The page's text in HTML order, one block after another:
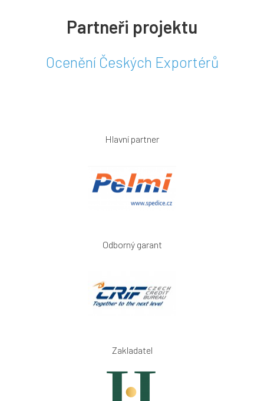
Partneři projektu
Ocenění Českých Exportérů
Hlavní partner
Odborný garant
Zakladatel